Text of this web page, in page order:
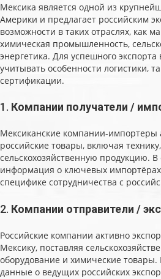
Мексика является одной из
Америки и предлагает российским
возможности в таких отраслях, как
химическая промышленность,
энергетика. Для успешного
учитывать особенности логистики,
сертификации.
1. Компании получатели /
Мексиканские компании-импортеры
российские товары, включая
сельскохозяйственную продукцию. В
информация о ключевых
специфике сотрудничества с
2. Компании отправители /
Российские компании активно
Мексику, поставляя
оборудование и химические
данные о ведущих российских